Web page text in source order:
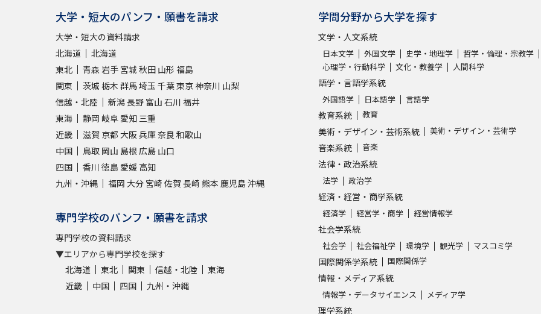
大学・短大のパンフ・願書を請求
大学・短大の資料請求
北海道
北海道
東北
青森 岩手 宮城 秋田 山形 福島
関東
茨城 栃木 群馬埼玉 千葉東京神奈川 山梨
信越・北陸
新潟長野 富山 石川 福井
東海
静岡 岐阜 愛知 三重
近畿
滋賀 京都 大阪兵庫奈良 和歌山
中国
鳥取 岡山 島根 広島 山口
四国
香川 徳島 愛媛 高知
九州・沖縄
福岡 大分 宮崎 佐賀 長崎 熊本 鹿児島沖縄
専門学校のパンフ・願書を請求
専門学校の資料請求
▼エリアから専門学校を探す
北海道
東北 関東 信越・北陸
東海
近畿
中国 四国 九州・沖縄
学問分野から大学を探す
文学・人文系統
日本文学 外国文学 史学・地理学
哲学・倫理・宗教学
心理学・行動科学
文化・教養学 人間科学
語学・言語学系統
外国語学 日本語学 言語学
教育系統 教育
美術・デザイン・芸術系統 美術・デザイン・芸術学
音楽系統 音楽
法律・政治系統
法学 政治学
経済・経営・商学系統
経済学 経営学・商学 経営情報学
社会学系統
社会学 社会福祉学 環境学 観光学 マスコミ学
国際関係学系統 国際関係学
情報・メディア系統
情報学・データサイエンス メディア学
理学系統